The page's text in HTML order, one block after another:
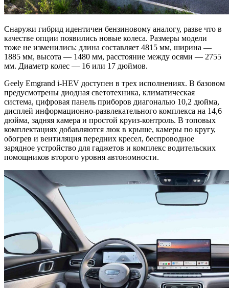
Снаружи гибрид идентичен бензиновому аналогу, разве что в
качестве опции появились новые колеса. Размеры модели
тоже не изменились: длина составляет 4815 мм, ширина —
1885 мм, высота — 1480 мм, расстояние между осями — 2755
мм. Диаметр колес — 16 или 17 дюймов.
Geely Emgrand i-HEV доступен в трех исполнениях. В базовом
предусмотрены диодная светотехника, климатическая
система, цифровая панель приборов диагональю 10,2 дюйма,
дисплей информационно-развлекательного комплекса на 14,6
дюйма, задняя камера и простой круиз-контроль. В топовых
комплектациях добавляются люк в крыше, камеры по кругу,
обогрев и вентиляция передних кресел, беспроводное
зарядное устройство для гаджетов и комплекс водительских
помощников второго уровня автономности.